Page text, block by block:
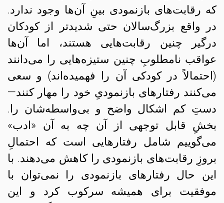
که رقابت‌های بازنمودی بینِ آن‌ها وجود ندارد.
در واقع بزرگ‌سالان حتی شدیدتر از کودکان
درگیر چنین رقابت‌هایی هستند، اما آن‌ها
عواقب نامطلوبِ چنین ستیزه‌هایی را می‌دانند
(احتمالاً در کودکی آن را فهمیده‌اند) و سعی
می‌کنند رفتارهای بازنمودیِ خود را مهار کنند—
دستِ کم اشکال واضح و بی‌واسطه‌شان را.
بخشِ قابل توجهی از آن چه به آن «ادب»
می‌گوییم شامل رفتارهایی است که احتمالِ
بروزِ رقابت‌های بازنمودی را کاهش می‌دهند. با
این حال رفتارهای بازنمودی را نمی‌توان با
موفقیت برای همیشه سرکوب کرد و این